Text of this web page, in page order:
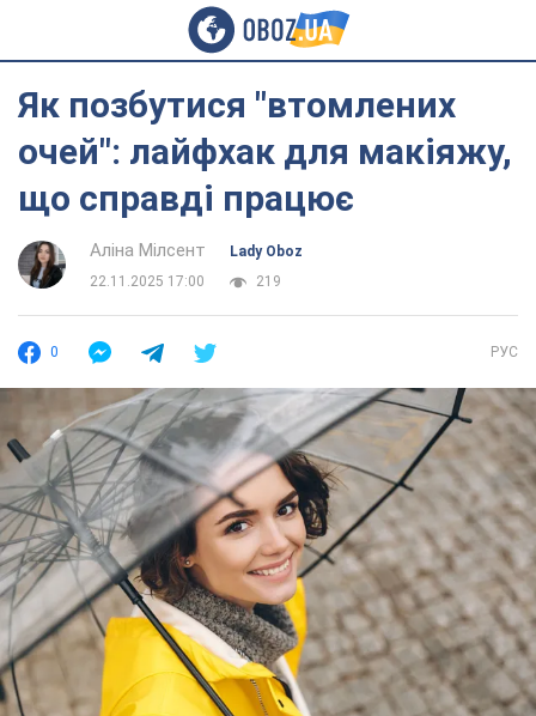
Як позбутися "втомлених
очей": лайфхак для макіяжу,
що справді працює
Аліна Мілсент
Lady Oboz
22.11.2025 17:00
219
0 РУС